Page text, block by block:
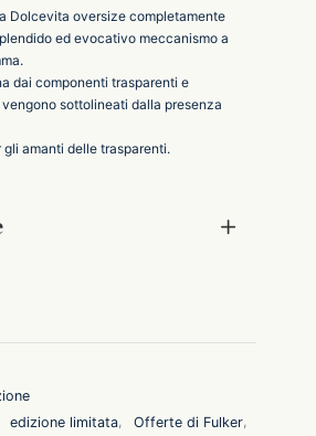
Dolcevita oversize completamente
ed evocativo meccanismo a
dai componenti trasparenti e
sottolineati dalla presenza
amanti delle trasparenti.
edizione limitata, Offerte di Fulker,